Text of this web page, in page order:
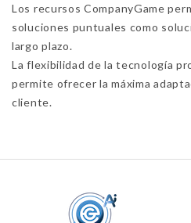
Los recursos CompanyGame
soluciones puntuales como
largo plazo.
La flexibilidad de la tecnología
permite ofrecer la máxima
cliente.